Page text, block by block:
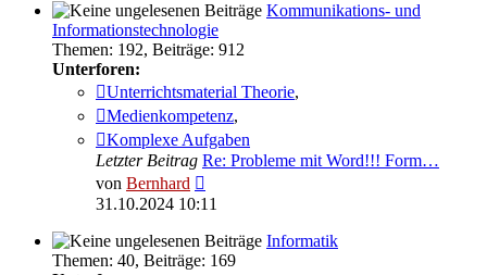
Kommunikations- und
Informationstechnologie
Themen: 192, Beiträge: 912
Unterforen:
Unterrichtsmaterial Theorie,
Medienkompetenz,
Komplexe Aufgaben
Letzter Beitrag Re: Probleme mit Word!!! Form…
von Bernhard
Beitrag
31.10.2024 10:11
Informatik
Themen: 40, Beiträge: 169